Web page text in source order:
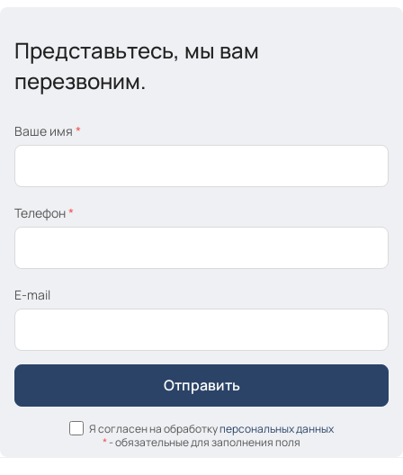
Представьтесь, мы вам
перезвоним.
Ваше имя *
Телефон*
E-mail
Я согласен на обработкуперсональных данных
*- обязательные для заполнения поля